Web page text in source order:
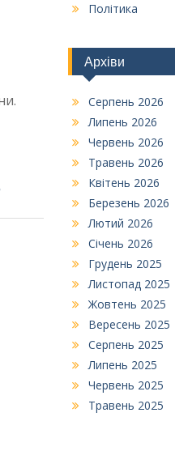
Політика
Архіви
Серпень 2026
Липень 2026
Червень 2026
Травень 2026
Квітень 2026
Березень 2026
Лютий 2026
Січень 2026
Грудень 2025
Листопад 2025
Жовтень 2025
Вересень 2025
Серпень 2025
Липень 2025
Червень 2025
Травень 2025